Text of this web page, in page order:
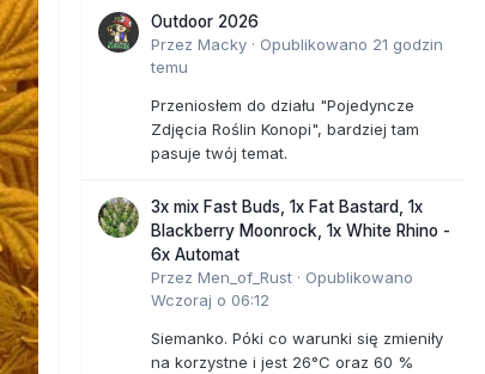
Outdoor 2026
Przez Macky · Opublikowano 21 godzin
temu
Przeniosłem do działu "Pojedyncze
Zdjęcia Roślin Konopi", bardziej tam
pasuje twój temat.
3x mix Fast Buds, 1x Fat Bastard, 1x
Blackberry Moonrock, 1x White Rhino -
6x Automat
Przez Men_of_Rust · Opublikowano
Wczoraj o 06:12
Siemanko. Póki co warunki się zmieniły
na korzystne i jest 26°C oraz 60 %